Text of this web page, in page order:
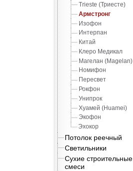
Trieste (Триесте)
Армстронг
Изофон
Интерпан
Китай
Клеро Медикал
Магелан (Magelan)
Номифон
Пересвет
Рокфон
Унипрок
Хуамей (Huamei)
Экофон
Эхокор
Потолок реечный
Светильники
Сухие строительные
смеси